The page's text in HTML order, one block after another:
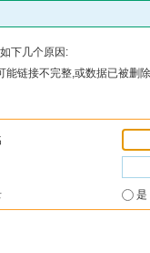
下几个原因:
能链接不完整,或数据已被删